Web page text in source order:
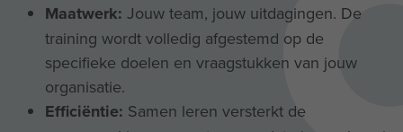
Maatwerk: Jouw team, jouw uitdagingen. De
training wordt volledig afgestemd op de
specifieke doelen en vraagstukken van jouw
organisatie.
Efficiëntie: Samen leren versterkt de